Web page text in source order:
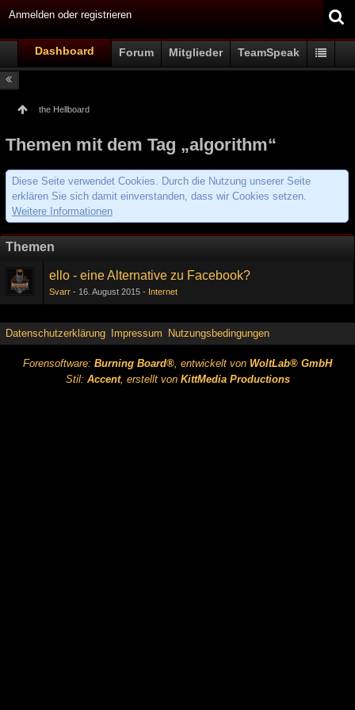
Anmelden oder registrieren
Dashboard Forum Mitglieder TeamSpeak
the Hellboard
Themen mit dem Tag „algorithm“
Diese Seite verwendet Cookies. Durch die Nutzung unserer Seite
erklären Sie sich damit einverstanden, dass wir Cookies setzen.
Weitere Informationen
Themen
ello - eine Alternative zu Facebook?
Svarr 16. August 2015 Internet
Datenschutzerklärung Impressum Nutzungsbedingungen
Forensoftware: Burning Board®, entwickelt von WoltLab® GmbH
Stil: Accent, erstellt von KittMedia Productions